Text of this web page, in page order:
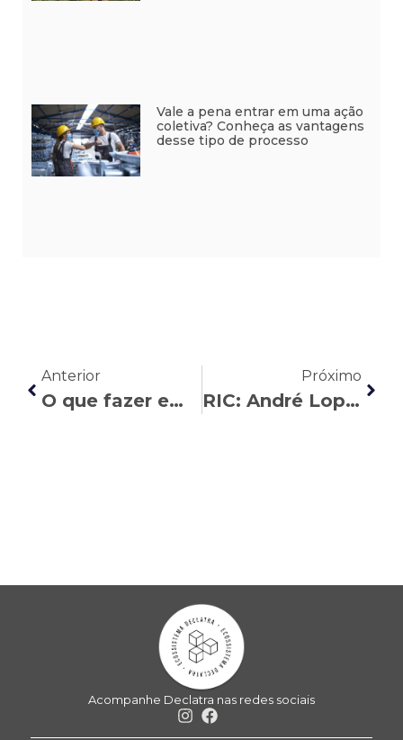
Vale a pena entrar em uma ação
coletiva? Conheça as vantagens
desse tipo de processo
Anterior
O que fazer em caso de limbo previdenciário?
Próximo
RIC: André Lopes fala sobre semana de quatro dias úteis
Acompanhe Declatra nas redes sociais